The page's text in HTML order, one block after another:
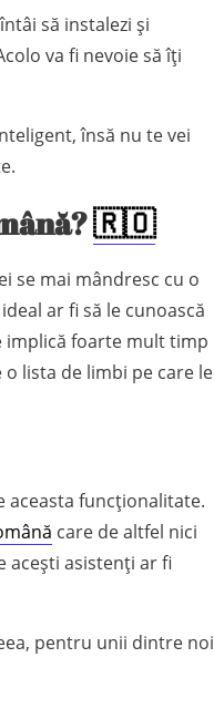
să instalezi și
va fi nevoie să îți
însă nu te vei
🇷🇴
se mai mândresc cu o
ar fi să le cunoască
implică foarte mult timp
o lista de limbi pe care le
aceasta funcționalitate.
care de altfel nici
acești asistenți ar fi
pentru unii dintre noi